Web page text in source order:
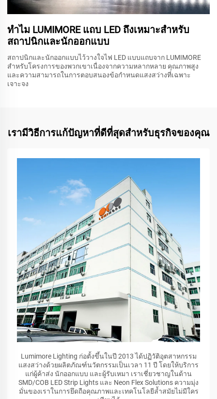
ทำไม LUMIMORE แถบ LED ถึงเหมาะสำหรับ
สถาปนิกและนักออกแบบ
สถาปนิกและนักออกแบบไว้วางใจไฟ LED แบบแถบจาก LUMIMORE
สำหรับโครงการของพวกเขาเนื่องจากความหลากหลาย คุณภาพสูง
และความสามารถในการตอบสนองข้อกำหนดแสงสว่างที่เฉพาะ
เจาะจง
เรามีวิธีการแก้ปัญหาที่ดีที่สุดสำหรับธุรกิจของคุณ
Lumimore Lighting ก่อตั้งขึ้นในปี 2013 ได้ปฏิวัติอุตสาหกรรม
แสงสว่างด้วยผลิตภัณฑ์นวัตกรรมเป็นเวลา 11 ปี โดยให้บริการ
แก่ผู้ค้าส่ง นักออกแบบ และผู้รับเหมา เราเชี่ยวชาญในด้าน
SMD/COB LED Strip Lights และ Neon Flex Solutions ความมุ่ง
มั่นของเราในการยึดถือคุณภาพและเทคโนโลยีล้ำสมัยไม่มีใคร